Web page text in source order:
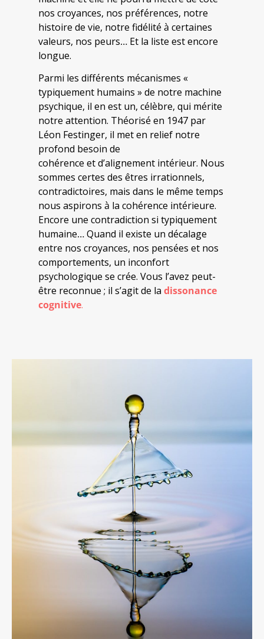
nos croyances, nos préférences, notre
histoire de vie, notre fidélité à certaines
valeurs, nos peurs… Et la liste est encore
longue.
Parmi les différents mécanismes «
typiquement humains » de notre machine
psychique, il en est un, célèbre, qui mérite
notre attention. Théorisé en 1947 par
Léon Festinger, il met en relief notre
profond besoin de
cohérence et d’alignement intérieur. Nous
sommes certes des êtres irrationnels,
contradictoires, mais dans le même temps
nous aspirons à la cohérence intérieure.
Encore une contradiction si typiquement
humaine… Quand il existe un décalage
entre nos croyances, nos pensées et nos
comportements, un inconfort
psychologique se crée. Vous l’avez peut-
être reconnue ; il s’agit de la dissonance
cognitive.